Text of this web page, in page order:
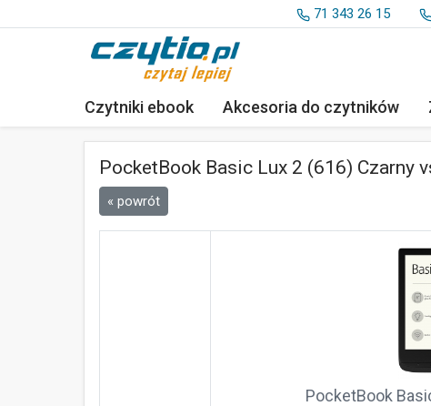
71 343 26 15
Czytniki ebook Akcesoria do czytników
PocketBook Basic Lux 2 (616) Czarny
« powrót
PocketBook